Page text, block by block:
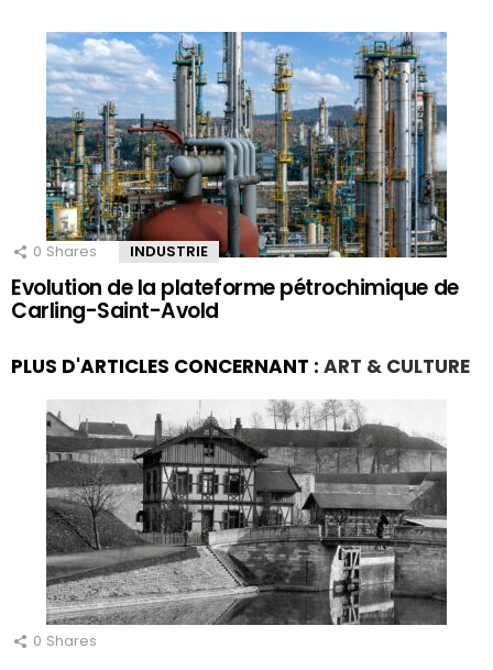
0 Shares INDUSTRIE
Evolution de la plateforme pétrochimique de
Carling-Saint-Avold
PLUS D'ARTICLES CONCERNANT : ART & CULTURE
0 Shares